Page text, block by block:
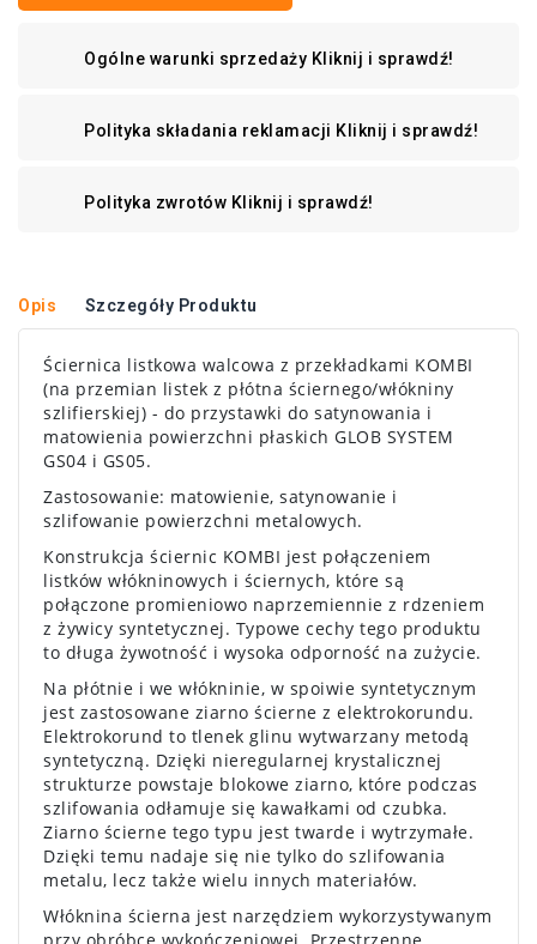
Ogólne warunki sprzedaży Kliknij i sprawdź!
Polityka składania reklamacji Kliknij i sprawdź!
Polityka zwrotów Kliknij i sprawdź!
Opis Szczegóły Produktu
Ściernica listkowa walcowa z przekładkami KOMBI
(na przemian listek z płótna ściernego/włókniny
szlifierskiej) - do przystawki do satynowania i
matowienia powierzchni płaskich GLOB SYSTEM
GS04 i GS05.
Zastosowanie: matowienie, satynowanie i
szlifowanie powierzchni metalowych.
Konstrukcja ściernic KOMBI jest połączeniem
listków włókninowych i ściernych, które są
połączone promieniowo naprzemiennie z rdzeniem
z żywicy syntetycznej. Typowe cechy tego produktu
to długa żywotność i wysoka odporność na zużycie.
Na płótnie i we włókninie, w spoiwie syntetycznym
jest zastosowane ziarno ścierne z elektrokorundu.
Elektrokorund to tlenek glinu wytwarzany metodą
syntetyczną. Dzięki nieregularnej krystalicznej
strukturze powstaje blokowe ziarno, które podczas
szlifowania odłamuje się kawałkami od czubka.
Ziarno ścierne tego typu jest twarde i wytrzymałe.
Dzięki temu nadaje się nie tylko do szlifowania
metalu, lecz także wielu innych materiałów.
Włóknina ścierna jest narzędziem wykorzystywanym